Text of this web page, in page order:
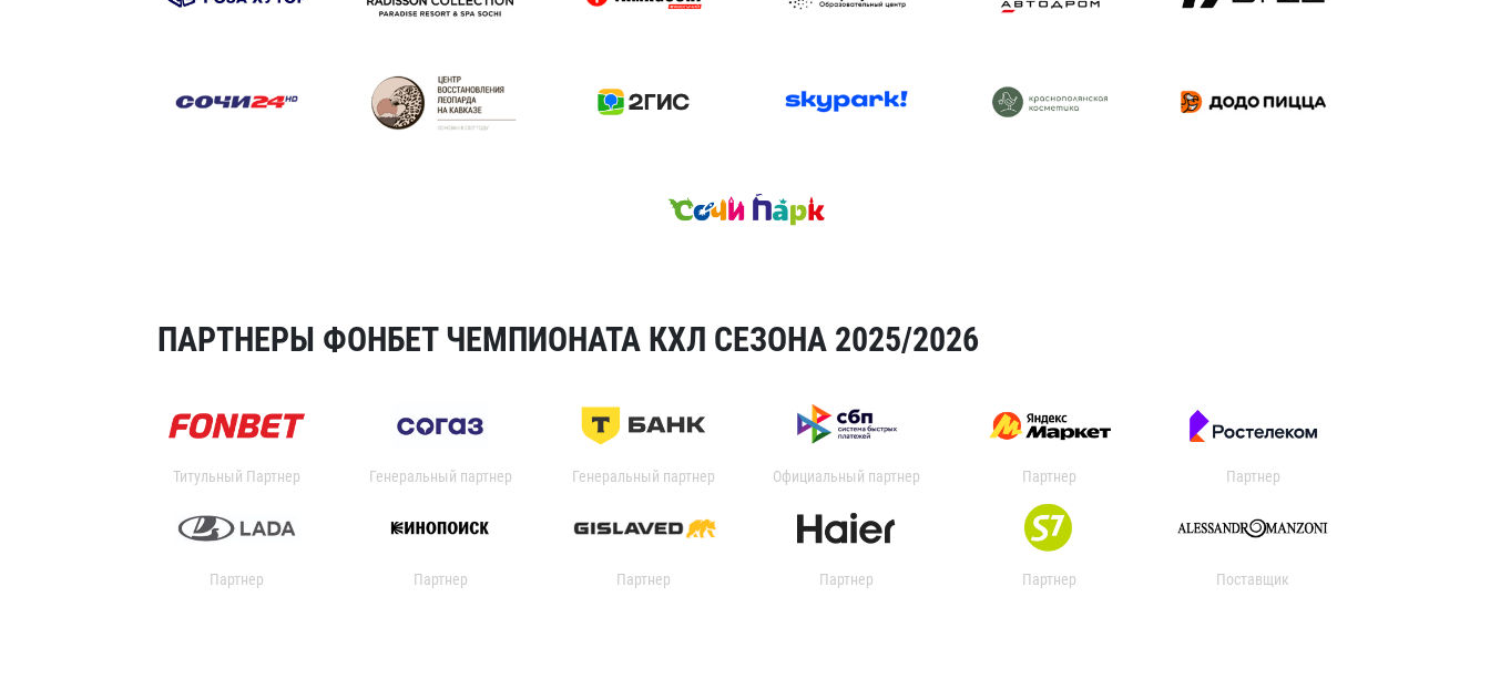
ПАРТНЕРЫ ФОНБЕТ ЧЕМПИОНАТА КХЛ СЕЗОНА 2025/2026
Титульный Партнер Генеральный партнер Генеральный партнер Официальный партнер Партнер Партнер
Партнер Партнер Партнер Партнер Партнер Поставщик